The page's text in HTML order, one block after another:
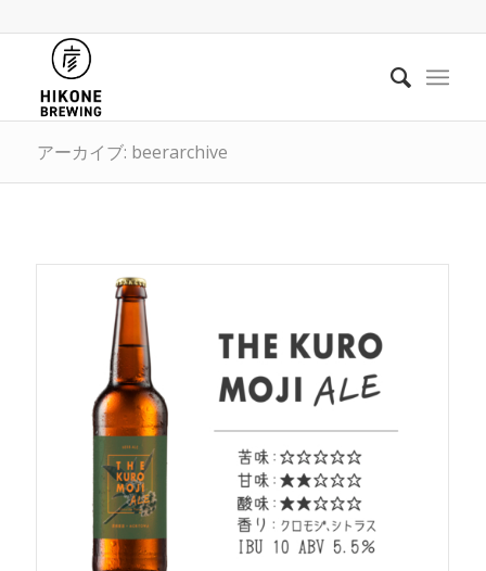
アーカイブ: beerarchive